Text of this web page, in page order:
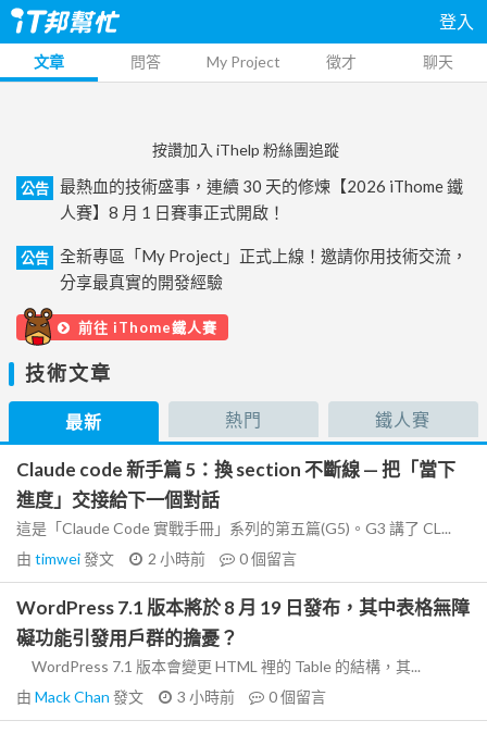
登入
文章 問答 My Project 徵才 聊天
按讚加入 iThelp 粉絲團追蹤
公告
最熱血的技術盛事，連續 30 天的修煉【2026 iThome 鐵
人賽】8 月 1 日賽事正式開啟！
公告
全新專區「My Project」正式上線！邀請你用技術交流，
分享最真實的開發經驗
前往 iThome鐵人賽
技術文章
最新 熱門 鐵人賽
Claude code 新手篇 5：換 section 不斷線 — 把「當下
進度」交接給下一個對話
這是「Claude Code 實戰手冊」系列的第五篇(G5)。G3 講了 CL...
由 timwei發文 2 小時前 0個留言
WordPress 7.1 版本將於 8 月 19 日發布，其中表格無障
礙功能引發用戶群的擔憂？
WordPress 7.1 版本會變更 HTML 裡的 Table 的結構，其...
由 Mack Chan 發文 3 小時前 0個留言